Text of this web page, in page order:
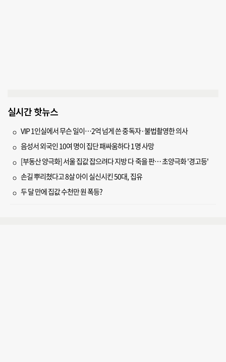
실시간 핫뉴스
VIP 1인실에서 무슨 일이…2억 넘게 쓴 중독자·불법촬영한 의사
음성서 외국인 10여 명이 집단 패싸움하다 1명 사망
[부동산 양극화] 서울 집값 잡으려다 지방 다 죽을 판… 초양극화 '경고등'
손길 뿌리쳤다고 8살 아이 실신시킨 50대, 집유
두 달 만에 집값 수천만 원 폭등?